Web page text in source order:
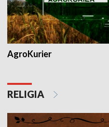
AgroKurier
RELIGIA